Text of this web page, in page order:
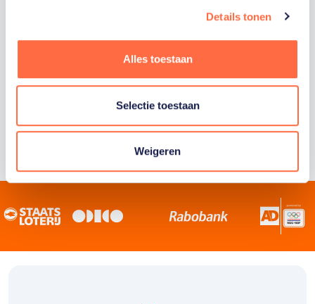
Details tonen
Alles toestaan
Selectie toestaan
Weigeren